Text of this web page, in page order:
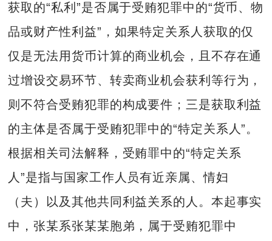
获取的“私利”是否属于受贿犯罪中的“货币、物
品或财产性利益”，如果特定关系人获取的仅
仅是无法用货币计算的商业机会，且不存在通
过增设交易环节、转卖商业机会获利等行为，
则不符合受贿犯罪的构成要件；三是获取利益
的主体是否属于受贿犯罪中的“特定关系人”。
根据相关司法解释，受贿罪中的“特定关系
人”是指与国家工作人员有近亲属、情妇
（夫）以及其他共同利益关系的人。本起事实
中，张某系张某某胞弟，属于受贿犯罪中